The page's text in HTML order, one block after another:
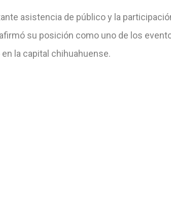
asistencia de público y la
su posición como uno de los
la capital chihuahuense.